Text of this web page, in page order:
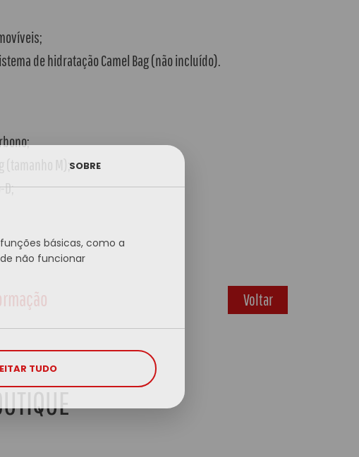
SOBRE
básicas, como a
não funcionar
TUDO
de hidratação Camel Bag (não incluído).
(tamanho M);
D;
Voltar